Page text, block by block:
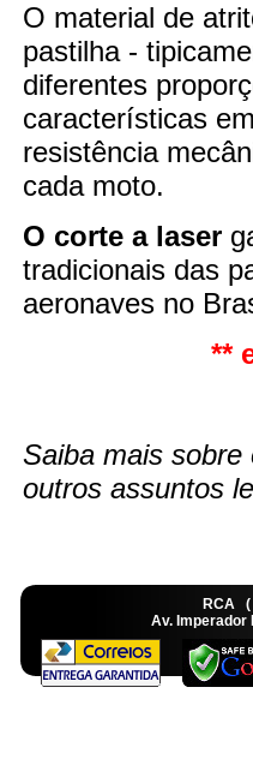
O material de
pastilha -
diferentes
características
resistência
cada moto.
O corte a laser
tradicionais das
aeronaves no
**
Saiba mais
outros assuntos
RCA
Av.